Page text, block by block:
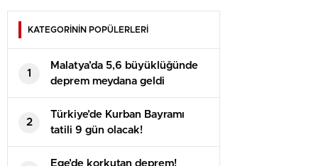
KATEGORİNİN POPÜLERLERİ
1
Malatya’da 5,6 büyüklüğünde
deprem meydana geldi
2
Türkiye’de Kurban Bayramı
tatili 9 gün olacak!
Ege’de korkutan deprem!